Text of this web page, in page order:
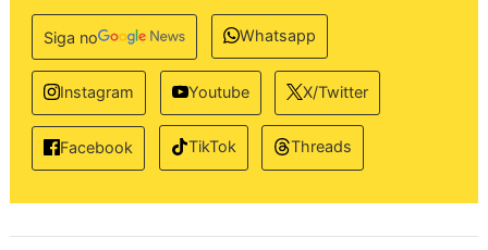
Siga no Whatsapp
Instagram Youtube X/Twitter
Facebook TikTok Threads